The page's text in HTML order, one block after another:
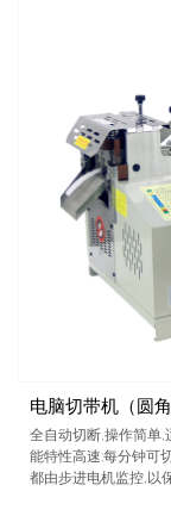
电脑切带机（圆
全自动切断,操作简单,
能特性高速:每分钟可
都由步进电机监控,以